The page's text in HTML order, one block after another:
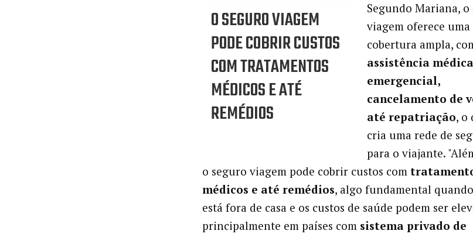
O SEGURO VIAGEM
PODE COBRIR CUSTOS
COM TRATAMENTOS
MÉDICOS E ATÉ
REMÉDIOS
Segundo Mariana, o
viagem oferece uma
cobertura ampla,
assistência médica
emergencial,
cancelamento de
até repatriação, o
cria uma rede de
para o viajante.
o seguro viagem pode cobrir custos com
médicos e até remédios, algo fundamental
está fora de casa e os custos de saúde podem ser
principalmente em países com sistema privado de